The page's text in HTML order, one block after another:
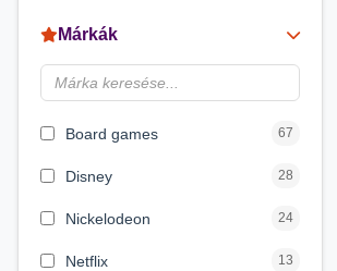
Spin Master
Delta Vision 28
Márkák
Board games 67
Disney 28
Nickelodeon 24
Netflix 13